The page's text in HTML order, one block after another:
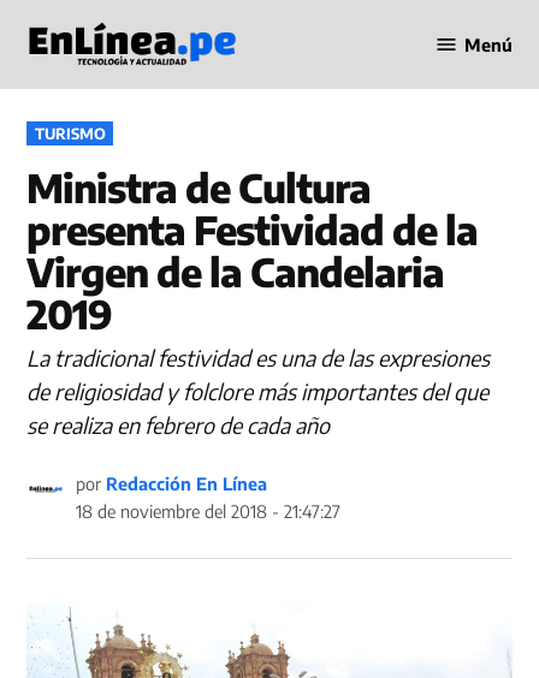
contenido
en Línea
Menú
PUBLICADO
EN
TURISMO
Ministra de Cultura
presenta Festividad de la
Virgen de la Candelaria
2019
La tradicional festividad es una de las expresiones
de religiosidad y folclore más importantes del que
se realiza en febrero de cada año
por Redacción En Línea
18 de noviembre del 2018 - 21:47:27